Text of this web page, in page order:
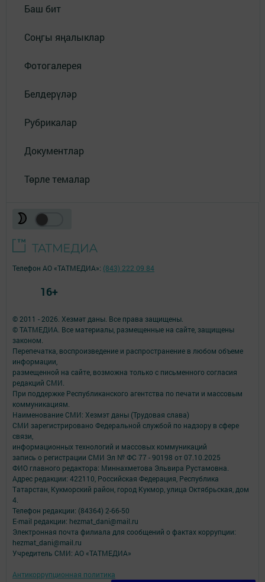
Баш бит
Соңгы яңалыклар
Фотогалерея
Белдерүләр
Рубрикалар
Документлар
Төрле темалар
© 2011 - 2026. Хезмәт даны. Все права защищены.
© ТАТМЕДИА. Все материалы, размещенные на сайте, защищены
законом.
Перепечатка, воспроизведение и распространение в любом объеме
информации,
размещенной на сайте, возможна только с письменного согласия
редакций СМИ.
При поддержке Республиканского агентства по печати и массовым
коммуникациям.
Наименование СМИ: Хезмэт даны (Трудовая слава)
СМИ зарегистрировано Федеральной службой по надзору в сфере
связи,
информационных технологий и массовых коммуникаций
запись о регистрации СМИ Эл № ФС 77 - 90198 от 07.10.2025
ФИО главного редактора: Миннахметова Эльвира Рустамовна.
Адрес редакции: 422110, Российская Федерация, Республика
Татарстан, Кукморский район, город Кукмор, улица Октябрьская, дом
4.
Телефон редакции: (84364) 2-66-50
E-mail редакции: hezmat_dani@mail.ru
Электронная почта филиала для сообщений о фактах коррупции:
hezmat_dani@mail.ru
Учредитель СМИ: АО «ТАТМЕДИА»
Антикоррупционная политика
Телефон АО «ТАТМЕДИА»: (843) 222 09 84
16+